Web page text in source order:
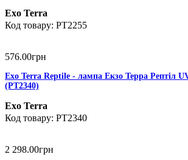
Exo Terra
PT2255
576.00грн
Exo Terra Reptile - лампа Екзо Терра Рептіл
(PT2340)
Exo Terra
PT2340
2 298.00грн